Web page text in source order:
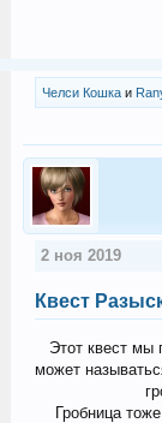
Челси Кошкаи
2 ноя 2019
Квест
Этот квест мы
может
Гробница